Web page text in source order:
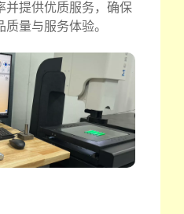
并提供优质服务，确保
量与服务体验。